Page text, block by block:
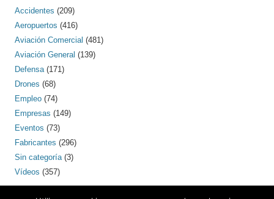
Accidentes (209)
Aeropuertos (416)
Aviación Comercial (481)
Aviación General (139)
Defensa(171)
Drones (68)
Empleo (74)
Empresas (149)
Eventos (73)
Fabricantes (296)
Sin categoría(3)
Vídeos (357)